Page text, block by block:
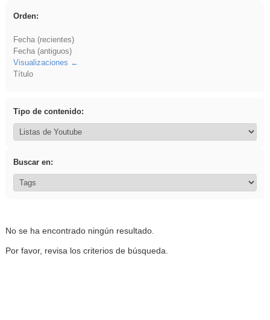
Orden:
Fecha (recientes)
Fecha (antiguos)
Visualizaciones
Título
Tipo de contenido:
Buscar en:
No se ha encontrado ningún resultado.
Por favor, revisa los criterios de búsqueda.